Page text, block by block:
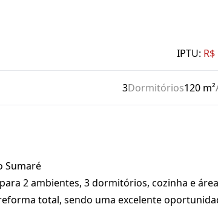
IPTU:
3Dormitórios120 m²
Sumaré
2 ambientes, 3 dormitórios, cozinha e
total, sendo uma excelente